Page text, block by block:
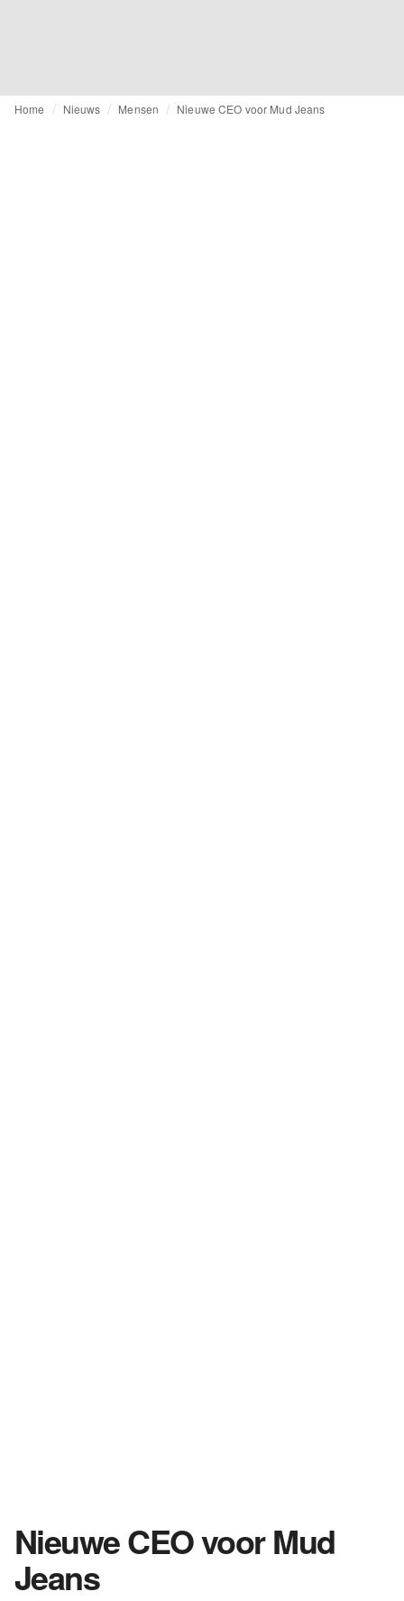
Home Nieuws Mensen Nieuwe CEO voor Mud Jeans
Nieuwe CEO voor Mud
Jeans